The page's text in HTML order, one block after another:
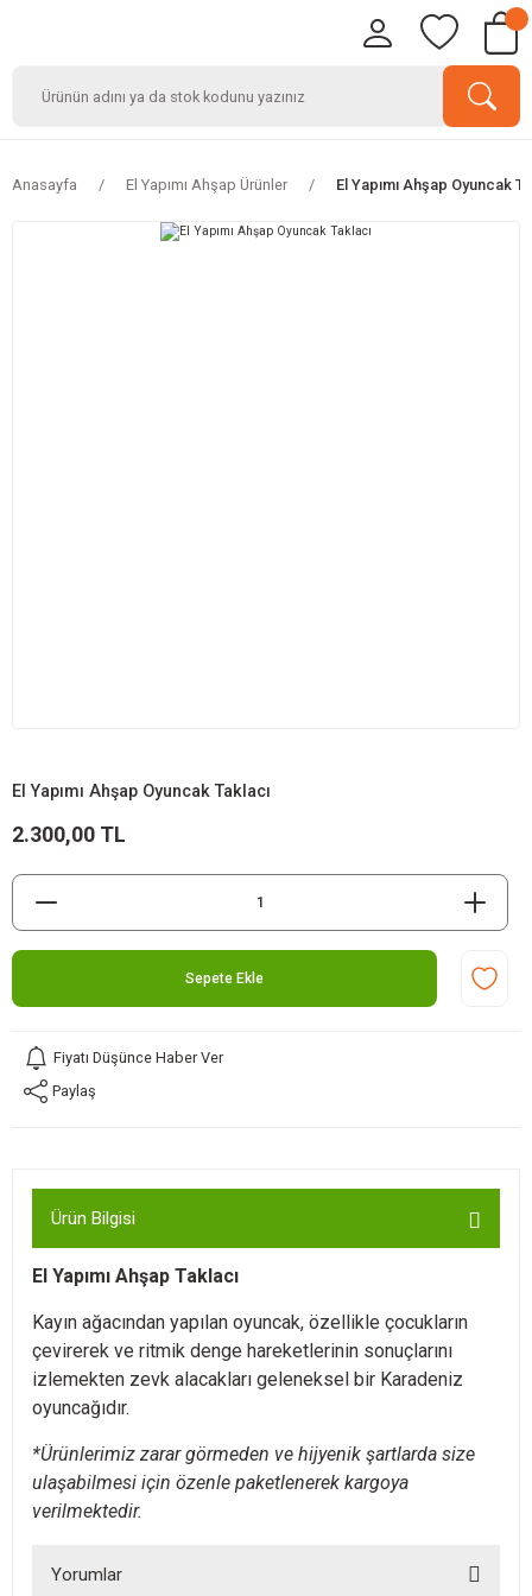
Anasayfa El Yapımı Ahşap Ürünler El Yapımı Ahşap Oyuncak
El Yapımı Ahşap Oyuncak Taklacı
2.300,00 TL
Sepete Ekle
Fiyatı Düşünce Haber Ver
Paylaş
Ürün Bilgisi
El Yapımı Ahşap Taklacı
Kayın ağacından yapılan oyuncak, özellikle çocukların
çevirerek ve ritmik denge hareketlerinin sonuçlarını
izlemekten zevk alacakları geleneksel bir Karadeniz
oyuncağıdır.
*Ürünlerimiz zarar görmeden ve hijyenik şartlarda size
ulaşabilmesi için özenle paketlenerek kargoya
verilmektedir.
Yorumlar